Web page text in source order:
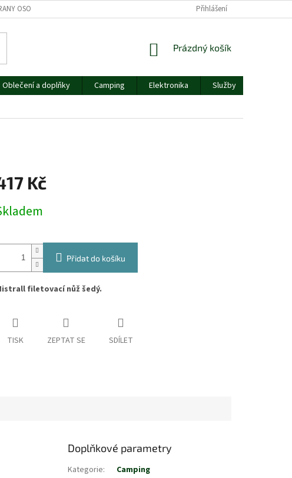
OSOBNÍCH ÚDAJŮ Přihlášení
NÁKUPNÍ
Prázdný košík
Oblečení a doplňky Camping Elektronika Služby
Kč
Přidat do košíku
filetovací nůž šedý.
TISK ZEPTAT SE SDÍLET
Doplňkové parametry
Kategorie:
Camping